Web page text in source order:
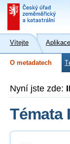
Vítejte Aplikace
O metadatech
Nyní jste zde:
Témata